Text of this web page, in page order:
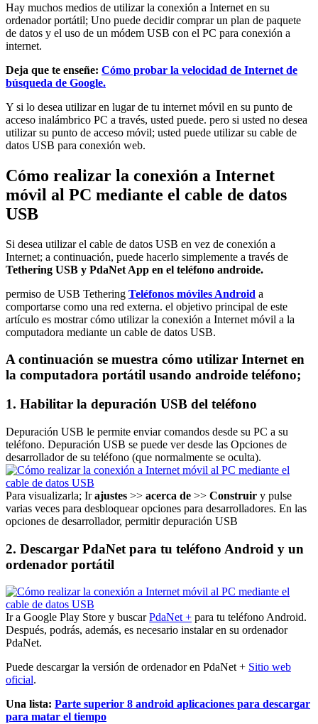
Hay muchos medios de utilizar la conexión a Internet en su
ordenador portátil; Uno puede decidir comprar un plan de paquete
de datos y el uso de un módem USB con el PC para conexión a
internet.
Deja que te enseñe: Cómo probar la velocidad de Internet de
búsqueda de Google.
Y si lo desea utilizar en lugar de tu internet móvil en su punto de
acceso inalámbrico PC a través, usted puede. pero si usted no desea
utilizar su punto de acceso móvil; usted puede utilizar su cable de
datos USB para conexión web.
Cómo realizar la conexión a Internet
móvil al PC mediante el cable de datos
USB
Si desea utilizar el cable de datos USB en vez de conexión a
Internet; a continuación, puede hacerlo simplemente a través de
Tethering USB y PdaNet App en el teléfono androide.
permiso de USB Tethering Teléfonos móviles Android a
comportarse como una red externa. el objetivo principal de este
artículo es mostrar cómo utilizar la conexión a Internet móvil a la
computadora mediante un cable de datos USB.
A continuación se muestra cómo utilizar Internet en
la computadora portátil usando androide teléfono;
1. Habilitar la depuración USB del teléfono
Depuración USB le permite enviar comandos desde su PC a su
teléfono. Depuración USB se puede ver desde las Opciones de
desarrollador de su teléfono (que normalmente se oculta).
Para visualizarla; Irajustes >> acerca de >> Construir y pulse
varias veces para desbloquear opciones para desarrolladores. En las
opciones de desarrollador, permitir depuración USB
2. Descargar PdaNet para tu teléfono Android y un
ordenador portátil
Ir a Google Play Store y buscarPdaNet + para tu teléfono Android.
Después, podrás, además, es necesario instalar en su ordenador
PdaNet.
Puede descargar la versión de ordenador en PdaNet + Sitio web
oficial.
Una lista: Parte superior 8 android aplicaciones para descargar
para matar el tiempo